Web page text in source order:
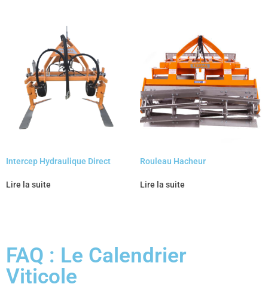
Intercep Hydraulique Direct
Lire la suite
Rouleau Hacheur
Lire la suite
FAQ : Le Calendrier
Viticole